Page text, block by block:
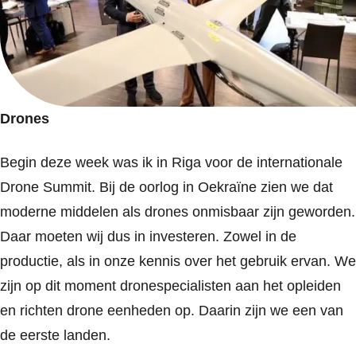
Drones
Begin deze week was ik in Riga voor de internationale
Drone Summit. Bij de oorlog in Oekraïne zien we dat
moderne middelen als drones onmisbaar zijn geworden.
Daar moeten wij dus in investeren. Zowel in de
productie, als in onze kennis over het gebruik ervan. We
zijn op dit moment dronespecialisten aan het opleiden
en richten drone eenheden op. Daarin zijn we een van
de eerste landen.